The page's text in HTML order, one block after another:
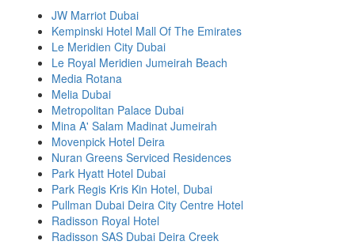
JW Marriot Dubai
Kempinski Hotel Mall Of The Emirates
Le Meridien City Dubai
Le Royal Meridien Jumeirah Beach
Media Rotana
Melia Dubai
Metropolitan Palace Dubai
Mina A' Salam Madinat Jumeirah
Movenpick Hotel Deira
Nuran Greens Serviced Residences
Park Hyatt Hotel Dubai
Park Regis Kris Kin Hotel, Dubai
Pullman Dubai Deira City Centre Hotel
Radisson Royal Hotel
Radisson SAS Dubai Deira Creek